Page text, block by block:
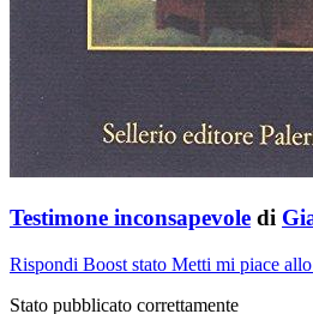
Testimone inconsapevole di
Rispondi Boost stato Metti mi piace
Stato pubblicato correttamente